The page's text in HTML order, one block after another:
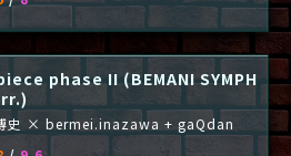
phase II (BEMANI SYMPH
史 × bermei.inazawa + gaQdan